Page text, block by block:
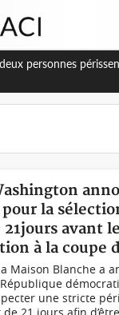
la célébration de la
la
21jours avant
à la coupe
Maison Blanche a
une stricte